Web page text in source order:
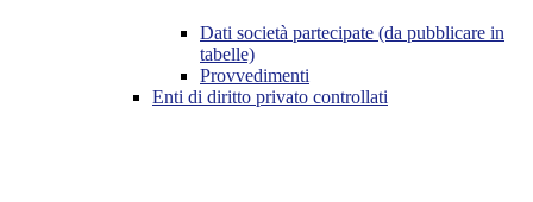
Dati società partecipate (da pubblicare in
tabelle)
Provvedimenti
Enti di diritto privato controllati